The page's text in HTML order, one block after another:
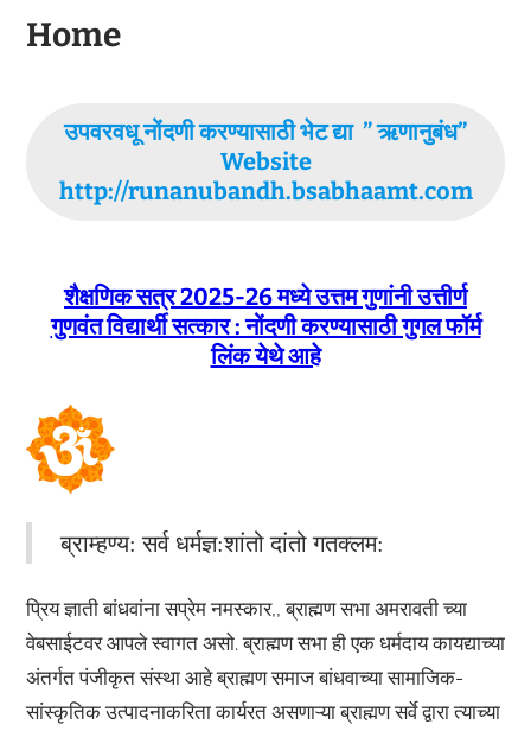
Home
उपवरवधू नोंदणी करण्यासाठी भेट द्या ” ऋणानुबंध”
Website
http://runanubandh.bsabhaamt.com
शैक्षणिक सत्र 2025-26 मध्ये उत्तम गुणांनी उत्तीर्ण
गुणवंत विद्यार्थी सत्कार : नोंदणी करण्यासाठी गुगल फॉर्म
लिंक येथे आहे
ब्राम्हण्य: सर्व धर्मज्ञ:शांतो दांतो गतक्लम:
प्रिय ज्ञाती बांधवांना सप्रेम नमस्कार,, ब्राह्मण सभा अमरावती च्या
वेबसाईटवर आपले स्वागत असो. ब्राह्मण सभा ही एक धर्मदाय कायद्याच्या
अंतर्गत पंजीकृत संस्था आहे ब्राह्मण समाज बांधवाच्या सामाजिक-
सांस्कृतिक उत्पादनाकरिता कार्यरत असणाऱ्या ब्राह्मण सर्वे द्वारा त्याच्या